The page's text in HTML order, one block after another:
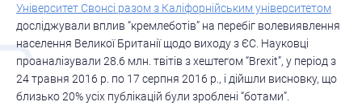
Університет Свонсі разом з Каліфорнійським університетом
досліджували вплив “кремлеботів” на перебіг волевиявлення
населення Великої Британії щодо виходу з ЄС. Науковці
проаналізували 28.6 млн. твітів з хештегом “Brexit”, у період з
24 травня 2016 р. по 17 серпня 2016 р., і дійшли висновку, що
близько 20% усіх публікацій були зроблені “ботами”.